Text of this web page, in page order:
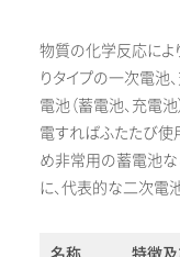
物質の化学反応によ
りタイプの一次電池
電池（蓄電池、充電
電すればふたたび使
め非常用の蓄電池な
に、代表的な二次電